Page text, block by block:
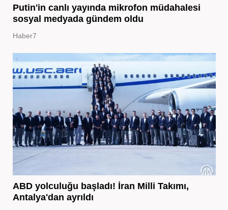
Putin'in canlı yayında mikrofon müdahalesi
sosyal medyada gündem oldu
Haber7
ABD yolculuğu başladı! İran Milli Takımı,
Antalya'dan ayrıldı